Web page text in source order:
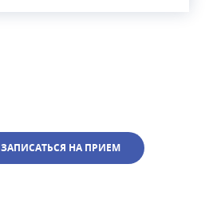
ЗАПИСАТЬСЯ НА ПРИЕМ